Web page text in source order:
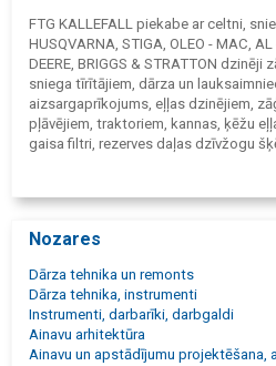
FTG KALLEFALL piekabe ar celtni,
HUSQVARNA, STIGA, OLEO - MAC,
DEERE, BRIGGS & STRATTON dzinēji
sniega tīrītājiem, dārza un
aizsargaprīkojums, eļļas dzinējiem,
pļāvējiem, traktoriem, kannas, ķēžu
gaisa filtri, rezerves daļas dzīvžogu
smērvielas, starteri, traktoru un
pagrieziena pļāvēji, robotizētie,
zāliena un teritorijas kopšanai,
dzīvžogu šķēres, motorzāģi, arboristu
un aksesuāri, augstgrieži, frēzes,
skaldītājs, savācēji, spēka zāģi, ūdens
zaru zāģis, zemes urbji, zobenzāģis,
Nozares
Dārza tehnika un remonts
Dārza tehnika, instrumenti
Instrumenti, darbarīki, darbgaldi
Ainavu arhitektūra
Ainavu un apstādījumu projektēšana,